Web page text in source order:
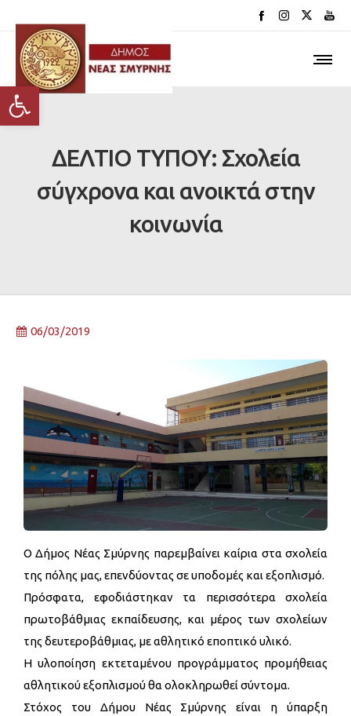
Ανοίξτε τη γραμμή εργαλείων
ΔΕΛΤΙΟ ΤΥΠΟΥ: Σχολεία
σύγχρονα και ανοικτά στην
κοινωνία
06/03/2019
Ο Δήμος Νέας Σμύρνης παρεμβαίνει καίρια στα σχολεία
της πόλης μας, επενδύοντας σε υποδομές και εξοπλισμό.
Πρόσφατα, εφοδιάστηκαν τα περισσότερα σχολεία
πρωτοβάθμιας εκπαίδευσης, και μέρος των σχολείων
της δευτεροβάθμιας, με αθλητικό εποπτικό υλικό.
Η υλοποίηση εκτεταμένου προγράμματος προμήθειας
αθλητικού εξοπλισμού θα ολοκληρωθεί σύντομα.
Στόχος του Δήμου Νέας Σμύρνης είναι η ύπαρξη